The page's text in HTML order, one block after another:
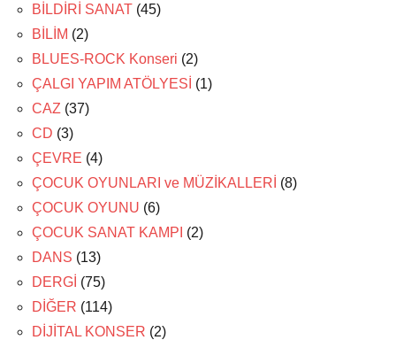
BİLDİRİ SANAT (45)
BİLİM (2)
BLUES-ROCK Konseri (2)
ÇALGI YAPIM ATÖLYESİ (1)
CAZ (37)
CD (3)
ÇEVRE (4)
ÇOCUK OYUNLARI ve MÜZİKALLERİ (8)
ÇOCUK OYUNU (6)
ÇOCUK SANAT KAMPI (2)
DANS (13)
DERGİ (75)
DİĞER (114)
DİJİTAL KONSER (2)